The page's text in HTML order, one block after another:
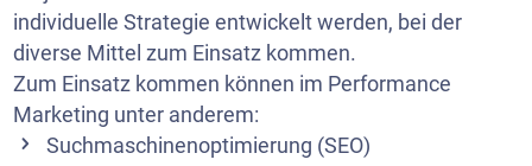
individuelle Strategie entwickelt werden, bei der
diverse Mittel zum Einsatz kommen.
Zum Einsatz kommen können im Performance
Marketing unter anderem:
Suchmaschinenoptimierung (SEO)